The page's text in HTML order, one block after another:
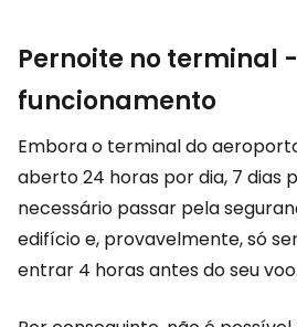
Pernoite no terminal
funcionamento
Embora o terminal do
aberto 24 horas por dia, 7 dias
necessário passar pela
edifício e, provavelmente, só
entrar 4 horas antes do seu voo.